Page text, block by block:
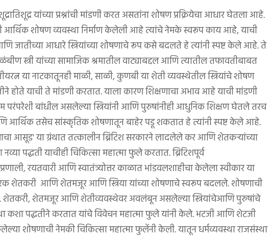
यांच्या प्रश्नांची मांडणी करत असतांना शोषण प्रक्रियेचा आधार घेतला आहे.
आर्थिक शोषण व्यवस्था निर्माण केलेली आहे त्यांचे नेमके स्वरूप काय आहे, याची
जातीच्या आधारे स्त्रियांच्या शोषणाचे रूप कसे बदलते हे त्यांनी स्पष्ट केले आहे. ते
स्त्री यांच्या सामाजिक श्रमातील वाट्याब‌द्दल आणि त्यातील तफावतीबाबत
या नाटकातूनही माळी, साळी, कुणबी या शेती व्यवस्थेतील स्त्रियांचे शोषण
होते याची ते मांडणी करतात. याला कारण शिक्षणाचा अभाव आहे याची मांडणी
परंपरेशी बांधील असलेल्या स्त्रियांनी आणि पुरुषांनीही आधुनिक शिक्षण घेतले तरच
तसेच सांस्कृतिक शोषणातून बाहेर पडू शकतात हे त्यांनी स्पष्ट केले आहे.
आसूड' या ग्रंथात तत्कालीन ब्रिटिश सरकारने लादलेले कर आणि शेतकऱ्यांच्या
पद्धती याचीही चिकित्सा महात्मा फुले करतात. ब्रिटिशपूर्व
रयतवारी आणि स्वातंत्र्योत्तर काळात भांडवलशाहीचा केलेला स्वीकार या
शेतकरी आणि शेतमजूर आणि स्त्रिया यांच्या शोषणाचे स्वरूप बदलले. शोषणाची
गेली. शेतकरी, शेतमजूर आणि शेतीव्यवस्थेवर अवलंबून असलेल्या स्त्रियांचेआणि पुरुषांचे
कशा पद्धतीने करतात यांचे विवेचन महात्मा फुले यांनी केले. भटजी आणि शेटजी
शोषणाची नेमकी चिकित्सा महात्मा फुलेंनी केली. यातून धर्मव्यवस्था राजसंस्था